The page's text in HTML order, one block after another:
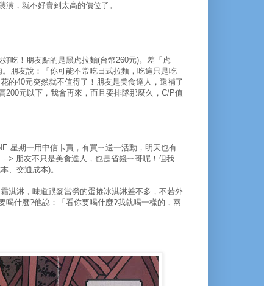
，就不好賣到太高的價位了。
吃！朋友點的是黑虎拉麵(台幣260元)。差「虎
朋友說：「你可能不常吃日式拉麵，吃這只是吃
的40元突然就不值得了！朋友是美食達人，還補了
元以下，我會再來，而且要排隊那麼久，C/P值
星期一用中信卡買，有買ㄧ送一活動，明天也有
> 朋友不只是美食達人，也是省錢ㄧ哥呢！但我
、交通成本)。
淇淋，味道跟麥當勞的蛋捲冰淇淋差不多，不若外
什麼?他說：「看你要喝什麼?我就喝一樣的，兩